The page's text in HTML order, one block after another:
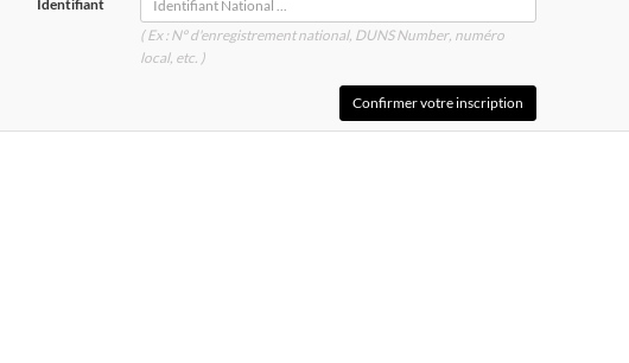
Identifiant
( Ex : N° d'enregistrement national, DUNSNumber, numéro
local, etc. )